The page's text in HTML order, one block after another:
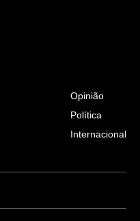
Opinião
Política
Internacional